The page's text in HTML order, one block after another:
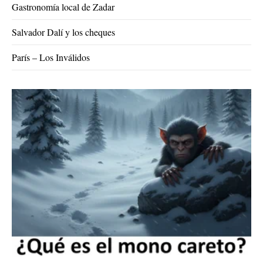
Gastronomía local de Zadar
Salvador Dalí y los cheques
París – Los Inválidos